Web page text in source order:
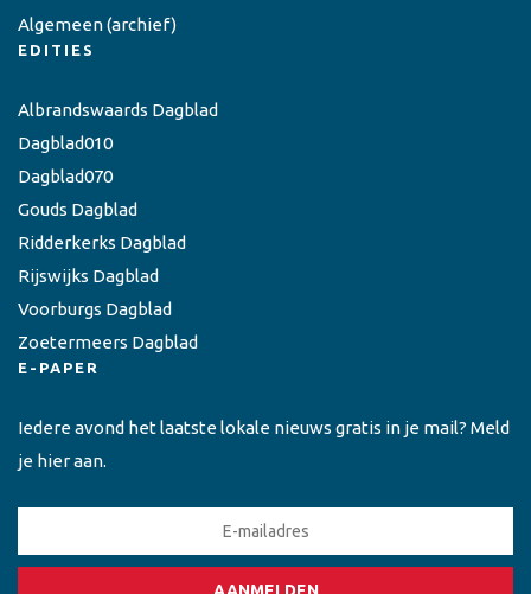
Algemeen(archief)
EDITIES
Albrandswaards Dagblad
Dagblad010
Dagblad070
Gouds Dagblad
Ridderkerks Dagblad
Rijswijks Dagblad
Voorburgs Dagblad
Zoetermeers Dagblad
E-PAPER
Iedere avond het laatste lokale nieuws gratis in je mail? Meld
je hier aan.